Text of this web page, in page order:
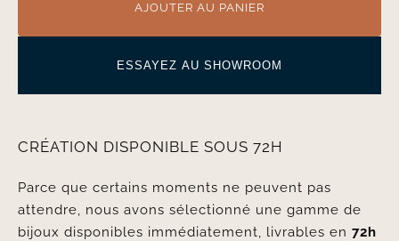
AJOUTER AU PANIER
ESSAYEZ AU SHOWROOM
CRÉATION DISPONIBLE SOUS 72H
Parce que certains moments ne peuvent pas
attendre, nous avons sélectionné une gamme de
bijoux disponibles immédiatement, livrables en 72h